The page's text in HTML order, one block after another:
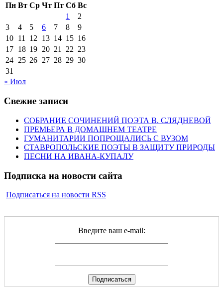
Пн Вт Ср Чт Пт Сб Вс
1
2
3
4 5 6 7 8
9
10 11 12 13 14 15 16
17 18 19 20 21 22 23
24 25 26 27 28 29 30
31
« Июл
Свежие записи
СОБРАНИЕ СОЧИНЕНИЙ ПОЭТА В. СЛЯДНЕВОЙ
ПРЕМЬЕРА В ДОМАШНЕМ ТЕАТРЕ
ГУМАНИТАРИИ ПОПРОЩАЛИСЬ С ВУЗОМ
СТАВРОПОЛЬСКИЕ ПОЭТЫ В ЗАЩИТУ ПРИРОДЫ
ПЕСНИ НА ИВАНА-КУПАЛУ
Подписка на новости сайта
Подписаться на новости RSS
Введите ваш e-mail: